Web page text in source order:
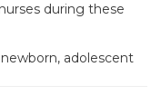
during these
adolescent